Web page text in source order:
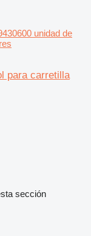
unidad de
para carretilla
sección